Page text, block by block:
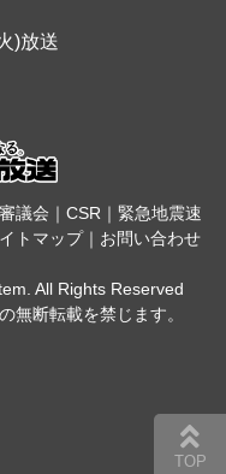
)放送
議会 ｜ CSR ｜ 緊急地震速
トマップ｜ お問い合わせ
All Rights Reserved
無断転載を禁じます。